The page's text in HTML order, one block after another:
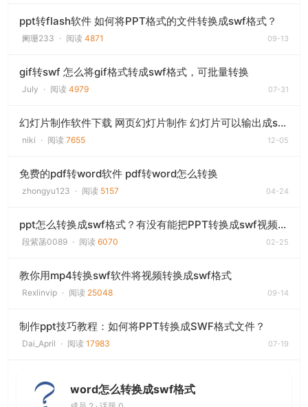
ppt转flash软件 如何将PPT格式的文件转换成swf格式？
阑珊233 · 阅读 4871 09-13
gif转swf 怎么将gif格式转成swf格式，可批量转换
July · 阅读 4979 07-31
幻灯片制作软件下载 网页幻灯片制作 幻灯片可以输出成swf格式
niki · 阅读 7655 12-05
免费的pdf转word软件 pdf转word怎么转换
zhongyu123 · 阅读 5157 04-24
ppt怎么转换成swf格式？有没有能把PPT转换成swf视频格式的软件？
段紫菡0089 · 阅读 6070 02-25
教你用mp4转换swf软件将视频转换成swf格式
Rexlinvip · 阅读 25048 09-14
制作ppt技巧教程：如何将PPT转换成SWF格式文件？
Dai_April · 阅读 17983 07-19
word怎么转换成swf格式